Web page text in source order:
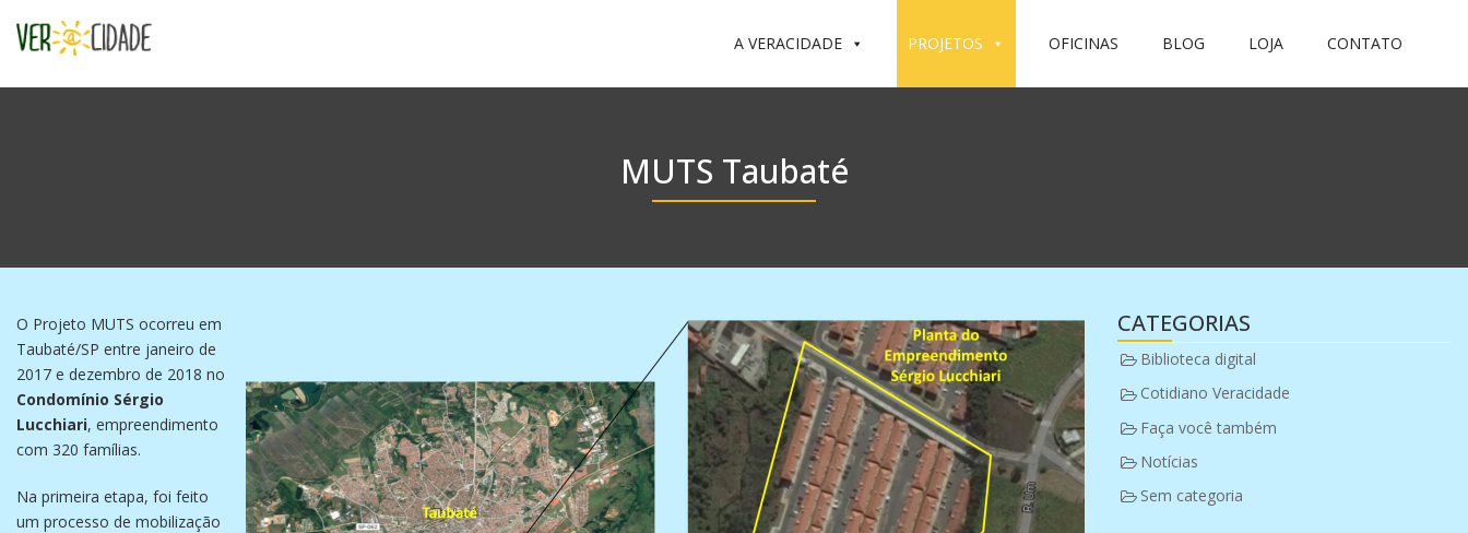
A VERACIDADE PROJETOS OFICINAS BLOG LOJA CONTATO
MUTS Taubaté
O Projeto MUTS ocorreu em
Taubaté/SP entre janeiro de
2017 e dezembro de 2018 no
Condomínio Sérgio
Lucchiari, empreendimento
com 320 famílias.
Na primeira etapa, foi feito
um processo de mobilização
CATEGORIAS
Biblioteca digital
Cotidiano Veracidade
Faça você também
Notícias
Sem categoria